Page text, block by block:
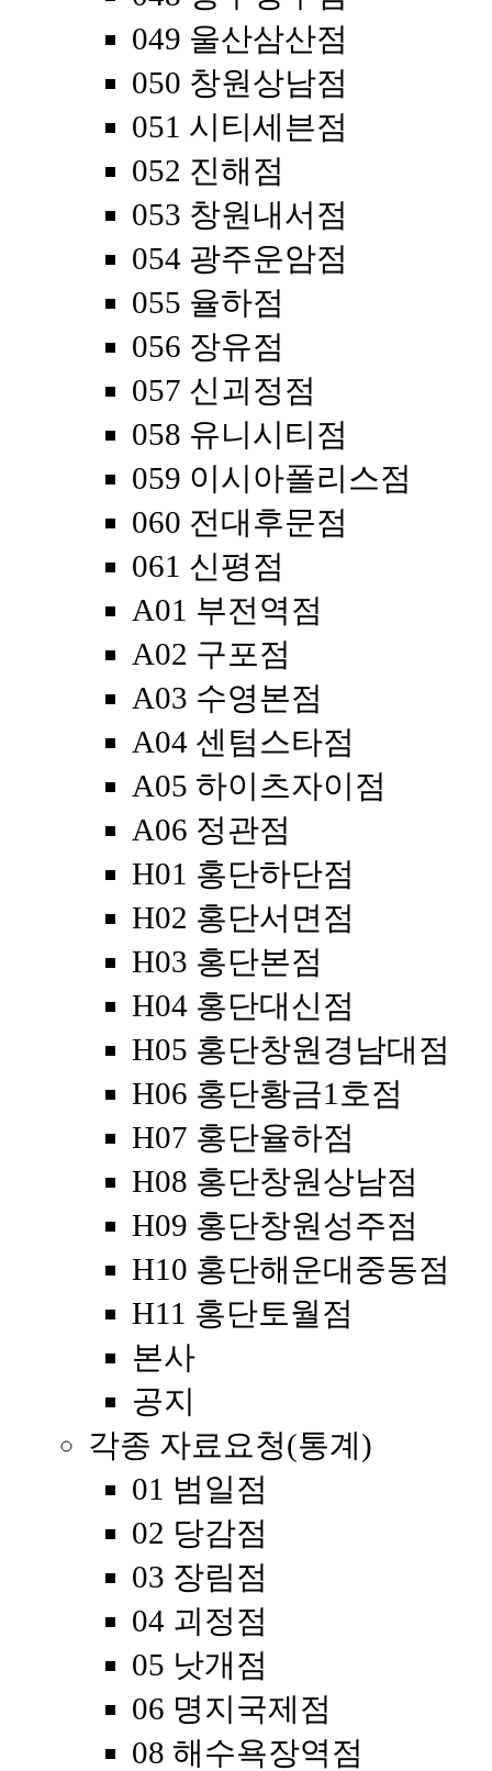
049 울산삼산점
050 창원상남점
051 시티세븐점
052 진해점
053 창원내서점
054 광주운암점
055 율하점
056 장유점
057 신괴정점
058 유니시티점
059 이시아폴리스점
060 전대후문점
061 신평점
A01 부전역점
A02 구포점
A03 수영본점
A04 센텀스타점
A05 하이츠자이점
A06 정관점
H01 홍단하단점
H02 홍단서면점
H03 홍단본점
H04 홍단대신점
H05 홍단창원경남대점
H06 홍단황금1호점
H07 홍단율하점
H08 홍단창원상남점
H09 홍단창원성주점
H10 홍단해운대중동점
H11 홍단토월점
본사
공지
각종 자료요청(통계)
01 범일점
02 당감점
03 장림점
04 괴정점
05 낫개점
06 명지국제점
08 해수욕장역점